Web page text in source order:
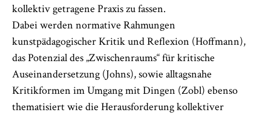
kollektiv getragene Praxis zu fassen.
Dabei werden normative Rahmungen
kunstpädagogischer Kritik und Reflexion (Hoffmann),
das Potenzial des „Zwischenraums“ für kritische
Auseinandersetzung (Johns), sowie alltagsnahe
Kritikformen im Umgang mit Dingen (Zobl) ebenso
thematisiert wie die Herausforderung kollektiver